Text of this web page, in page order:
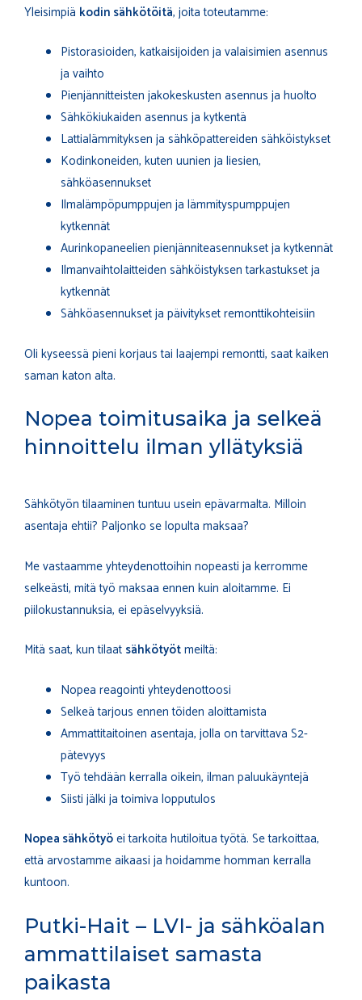
Yleisimpiä kodin sähkötöitä, joita toteutamme:
Pistorasioiden, katkaisijoiden ja valaisimien asennus
ja vaihto
Pienjännitteisten jakokeskusten asennus ja huolto
Sähkökiukaiden asennus ja kytkentä
Lattialämmityksen ja sähköpattereiden sähköistykset
Kodinkoneiden, kuten uunien ja liesien,
sähköasennukset
Ilmalämpöpumppujen ja lämmityspumppujen
kytkennät
Aurinkopaneelien pienjänniteasennukset ja kytkennät
Ilmanvaihtolaitteiden sähköistyksen tarkastukset ja
kytkennät
Sähköasennukset ja päivitykset remonttikohteisiin
Oli kyseessä pieni korjaus tai laajempi remontti, saat kaiken
saman katon alta.
Nopea toimitusaika ja selkeä
hinnoittelu ilman yllätyksiä
Sähkötyön tilaaminen tuntuu usein epävarmalta. Milloin
asentaja ehtii? Paljonko se lopulta maksaa?
Me vastaamme yhteydenottoihin nopeasti ja kerromme
selkeästi, mitä työ maksaa ennen kuin aloitamme. Ei
piilokustannuksia, ei epäselvyyksiä.
Mitä saat, kun tilaat sähkötyötmeiltä:
Nopea reagointi yhteydenottoosi
Selkeä tarjous ennen töiden aloittamista
Ammattitaitoinen asentaja, jolla on tarvittava S2-
pätevyys
Työ tehdään kerralla oikein, ilman paluukäyntejä
Siisti jälki ja toimiva lopputulos
Nopea sähkötyöei tarkoita hutiloitua työtä. Se tarkoittaa,
että arvostamme aikaasi ja hoidamme homman kerralla
kuntoon.
Putki-Hait – LVI- ja sähköalan
ammattilaiset samasta
paikasta